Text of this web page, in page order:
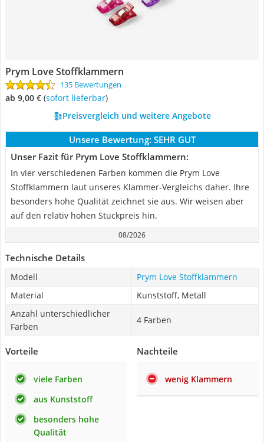
Prym Love Stoffklammern
135 Bewertungen
ab 9,00 € ( Sofort lieferbar)
Preisvergleich und weitere Angebote
Unsere Bewertung: SEHR GUT
Unser Fazit für Prym Love Stoffklammern:
In vier verschiedenen Farben kommen die Prym Love
Stoffklammern laut unseres Klammer-Vergleichs daher. Ihre
besonders hohe Qualität zeichnet sie aus. Wir weisen aber
auf den relativ hohen Stückpreis hin.
08/2026
Technische Details
Modell
Prym Love Stoffklammern
Material
Kunststoff, Metall
Anzahl unterschiedlicher
Farben
4 Farben
Vorteile
viele Farben
aus Kunststoff
besonders hohe
Qualität
Nachteile
wenig Klammern